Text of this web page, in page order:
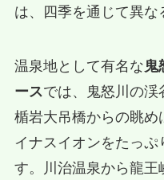
は、四季を通じて異な
温泉地として有名な鬼
ースでは、鬼怒川の渓
楯岩大吊橋からの眺
イナスイオンをたっぷ
す。川治温泉から龍王